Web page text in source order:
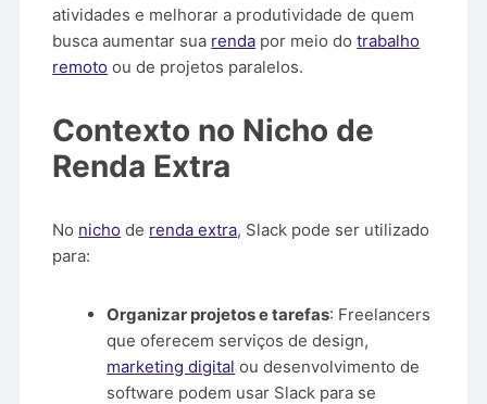
atividades e melhorar a produtividade de quem
busca aumentar sua renda por meio dotrabalho
remoto ou de projetos paralelos.
Contexto no Nicho de
Renda Extra
No nicho de renda extra, Slack pode ser utilizado
para:
Organizar projetos e tarefas: Freelancers
que oferecem serviços de design,
marketing digital ou desenvolvimento de
software podem usar Slack para se